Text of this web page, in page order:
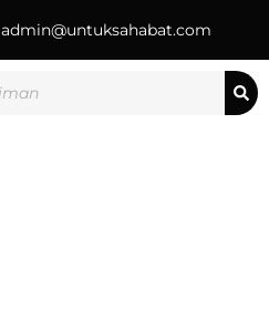
admin@untuksahabat.com